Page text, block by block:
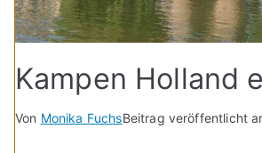
Kampen Holland
Von Monika FuchsBeitrag veröffentlicht